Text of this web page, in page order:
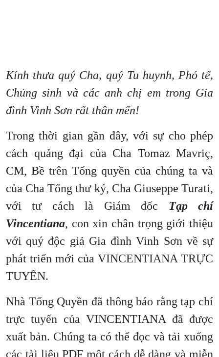
Kính thưa quý Cha, quý Tu huynh, Phó tế,
Chủng sinh và các anh chị em trong Gia
đình Vinh Sơn rất thân mến!
Trong thời gian gần đây, với sự cho phép
cách quảng đại của Cha Tomaz Mavriç,
CM, Bề trên Tổng quyền của chúng ta và
của Cha Tổng thư ký, Cha Giuseppe Turati,
với tư cách là Giám đốc Tạp chí
Vincentiana, con xin chân trọng giới thiệu
với quý độc giả Gia đình Vinh Sơn về sự
phát triển mới của VINCENTIANA TRỰC
TUYẾN.
Nhà Tổng Quyền đã thông báo rằng tạp chí
trực tuyến của VINCENTIANA đã được
xuất bản. Chúng ta có thể đọc và tải xuống
các tài liệu PDF một cách dễ dàng và miễn